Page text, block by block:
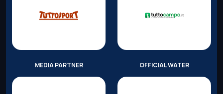
MEDIA PARTNER OFFICIAL WATER